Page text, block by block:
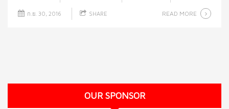
ก.ย. 30, 2016 SHARE READ MORE
OUR SPONSOR